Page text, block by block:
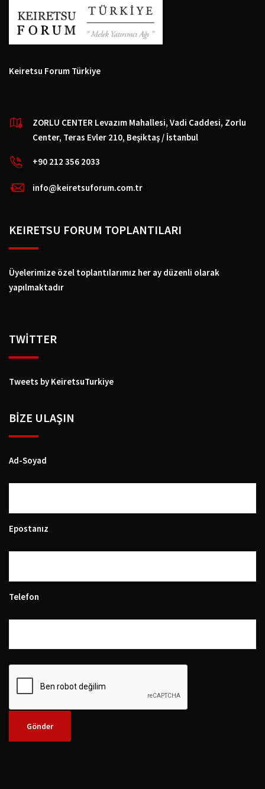
Keiretsu Forum Türkiye
ZORLU CENTER Levazım Mahallesi, Vadi Caddesi, Zorlu
Center, Teras Evler 210, Beşiktaş / İstanbul
+90 212 356 2033
info@keiretsuforum.com.tr
KEIRETSU FORUM TOPLANTILARI
Üyelerimize özel toplantılarımız her ay düzenli olarak
yapılmaktadır
TWİTTER
Tweets by KeiretsuTurkiye
BIZE ULAŞIN
Ad-Soyad
Epostanız
Telefon